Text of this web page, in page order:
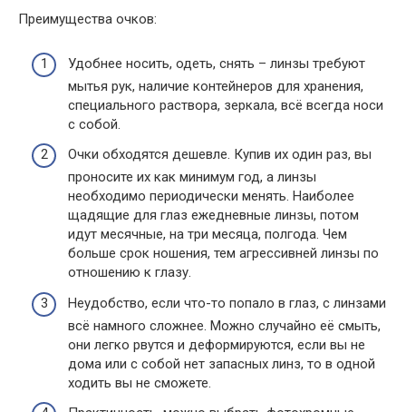
Преимущества очков:
Удобнее носить, одеть, снять – линзы требуют
мытья рук, наличие контейнеров для хранения,
специального раствора, зеркала, всё всегда носи
с собой.
Очки обходятся дешевле. Купив их один раз, вы
проносите их как минимум год, а линзы
необходимо периодически менять. Наиболее
щадящие для глаз ежедневные линзы, потом
идут месячные, на три месяца, полгода. Чем
больше срок ношения, тем агрессивней линзы по
отношению к глазу.
Неудобство, если что-то попало в глаз, с линзами
всё намного сложнее. Можно случайно её смыть,
они легко рвутся и деформируются, если вы не
дома или с собой нет запасных линз, то в одной
ходить вы не сможете.